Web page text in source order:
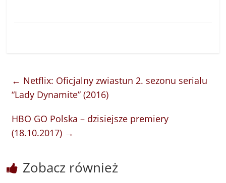
← Netflix: Oficjalny zwiastun 2. sezonu serialu
“Lady Dynamite” (2016)
HBO GO Polska – dzisiejsze premiery
(18.10.2017) →
Zobacz również